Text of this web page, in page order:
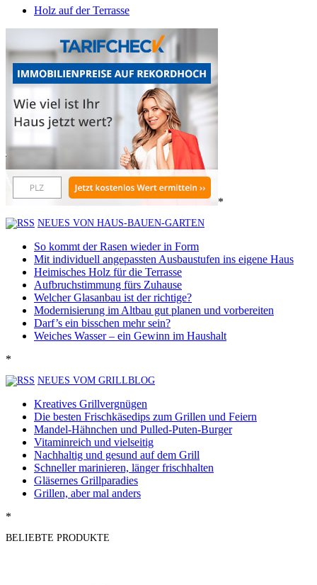
Holz auf der Terrasse
*
NEUES VON HAUS-BAUEN-GARTEN
So kommt der Rasen wieder in Form
Mit individuell angepassten Ausbaustufen ins eigene Haus
Heimisches Holz für die Terrasse
Aufbruchstimmung fürs Zuhause
Welcher Glasanbau ist der richtige?
Modernisierung im Altbau gut planen und vorbereiten
Darf’s ein bisschen mehr sein?
Weiches Wasser – ein Gewinn im Haushalt
*
NEUES VOM GRILLBLOG
Kreatives Grillvergnügen
Die besten Frischkäsedips zum Grillen und Feiern
Mandel-Hähnchen und Pulled-Puten-Burger
Vitaminreich und vielseitig
Nachhaltig und gesund auf dem Grill
Schneller marinieren, länger frischhalten
Gläsernes Grillparadies
Grillen, aber mal anders
*
BELIEBTE PRODUKTE